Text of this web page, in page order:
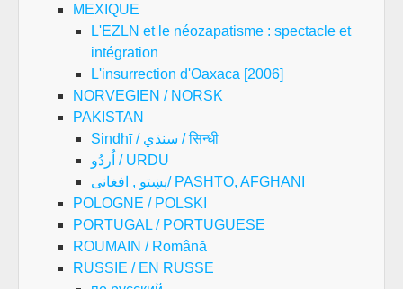
MEXIQUE
L'EZLN et le néozapatisme : spectacle et
intégration
L'insurrection d'Oaxaca [2006]
NORVEGIEN / NORSK
PAKISTAN
Sindhī / سنڌي / सिन्धी
اُردُو / URDU
پښتو , افغانی/ PASHTO, AFGHANI
POLOGNE / POLSKI
PORTUGAL / PORTUGUESE
ROUMAIN / Română
RUSSIE / EN RUSSE